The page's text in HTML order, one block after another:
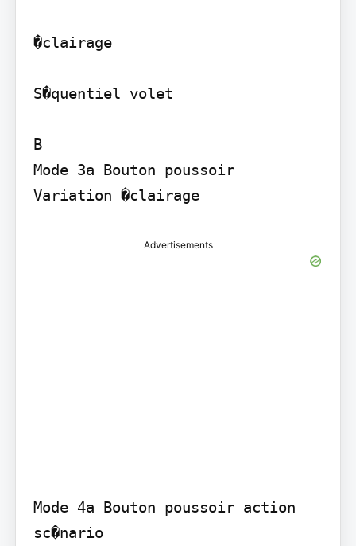
�clairage
S�quentiel volet
B
Mode 3a Bouton poussoir
Variation �clairage
Advertisements
Mode 4a Bouton poussoir action
sc�nario